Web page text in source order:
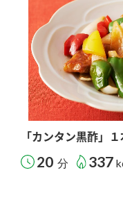
「カンタン黒酢」
20 分 337